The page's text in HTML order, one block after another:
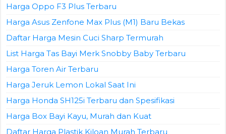
Harga Oppo F3 Plus Terbaru
Harga Asus Zenfone Max Plus (M1) Baru Bekas
Daftar Harga Mesin Cuci Sharp Termurah
List Harga Tas Bayi Merk Snobby Baby Terbaru
Harga Toren Air Terbaru
Harga Jeruk Lemon Lokal Saat Ini
Harga Honda SH125i Terbaru dan Spesifikasi
Harga Box Bayi Kayu, Murah dan Kuat
Daftar Harga Plastik Kiloan Murah Terbaru